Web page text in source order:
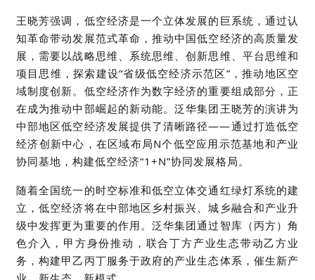
王晓芳强调，低空经济是一个立体发展的 巨系统 ，通过认
知革命带动发展范式革命，推动中国低空经济的高质量发
展 ， 需要以战略思维、系统思维、创新思维、平台思维和
项目思维，探索建设“省级低空经济示范区”，推动地区空
域制度创新。低空经济作为数字经济的重要组成部分，正
在成为推动中部崛起的新动能。泛华集团 王晓芳的演讲为
中部地区低空经济发展提供了清晰路径——通过打造低空
经济创新中心，在区域布局N个低空应用示范基地和产业
协同基地，构建低空经济“1+N”协同发展格局。
随着全国统一的时空标准和低空立体交通红绿灯系统的建
立，低空经济将在中部地区乡村振兴、城乡融合和产业升
级中发挥更为重要的作用。 泛华集团通过智库（丙方）角
色介 入，甲方身份推动，联合丁方产业生态带动乙方业
务，构建甲乙丙丁服务于政府的产业生态体系，催生新产